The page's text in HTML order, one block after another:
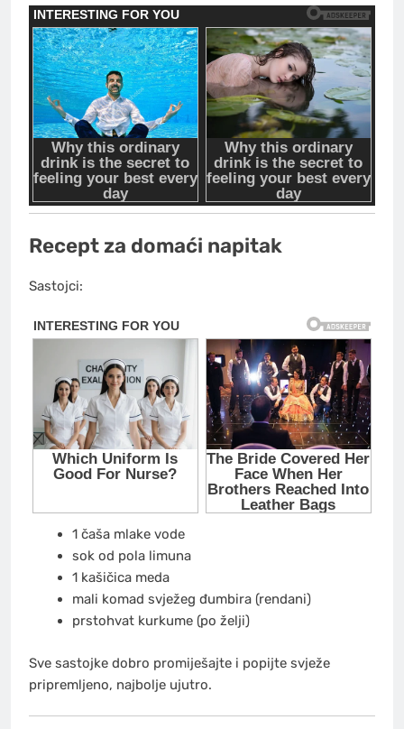
Recept za domaći napitak
Sastojci:
1 čaša mlake vode
sok od pola limuna
1 kašičica meda
mali komad svježeg đumbira (rendani)
prstohvat kurkume (po želji)
Sve sastojke dobro promiješajte i popijte svježe
pripremljeno, najbolje ujutro.